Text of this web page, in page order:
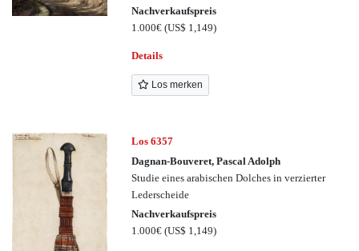
Nachverkaufspreis
1.000€(US$ 1,149)
Details
Los merken
Los 6357
Dagnan-Bouveret, Pascal Adolph
Studie eines arabischen Dolches in verzierter
Lederscheide
Nachverkaufspreis
1.000€(US$ 1,149)